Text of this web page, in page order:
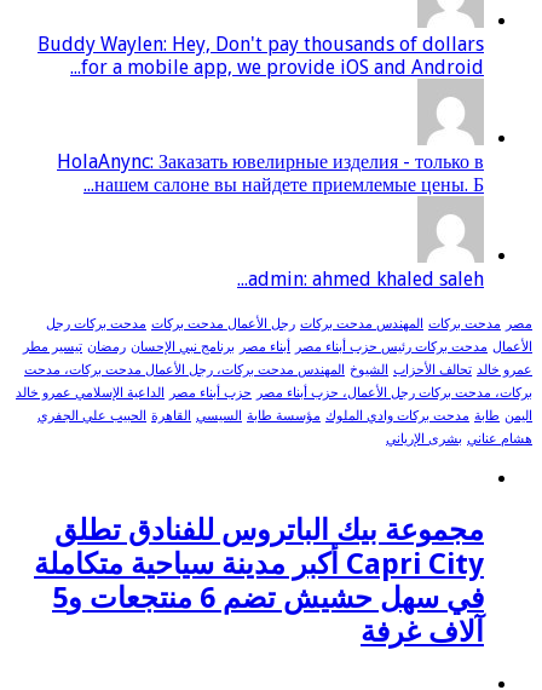
Buddy Waylen: Hey, Don't pay thousands of dollars
for a mobile app, we provide iOS and Android...
HolaAnync: Заказать ювелирные изделия - только в
нашем салоне вы найдете приемлемые цены. Б...
admin: ahmed khaled saleh...
مصر مدحت بركات المهندس مدحت بركات رجل الأعمال مدحت بركات مدحت بركات رجل
الأعمال مدحت بركات رئيس حزب أبناء مصر أبناء مصر برنامج نبي الإحسان رمضان تيسير مطر
عمرو خالد تحالف الأحزاب الشيوخ المهندس مدحت بركات، رجل الأعمال مدحت بركات، مدحت
بركات، مدحت بركات رجل الأعمال، حزب أبناء مصر
حزب أبناء مصر
الداعية الإسلامي عمرو خالد
اليمن طابة مدحت بركات وادي الملوك مؤسسة طابة السيسي القاهرة الحبيب علي الجفري
هشام عناني بشرى الإرياني
مجموعة بيك الباتروس للفنادق تطلق
Capri City أكبر مدينة سياحية متكاملة
في سهل حشيش تضم 6 منتجعات و5
آلاف غرفة